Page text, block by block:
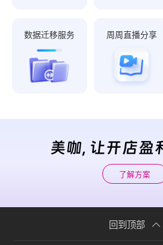
数据迁移服务 周周直播分享
美咖, 让开店盈
了解方案
回到顶部